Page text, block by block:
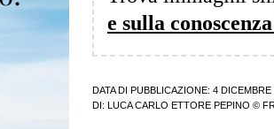
e sulla
DATA DI PUBBLICAZIONE: 4 DICEMBRE
DI:
LUCA CARLO ETTORE PEPINO ©